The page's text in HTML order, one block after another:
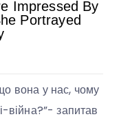
вона у нас, чому
війна?”- запитав